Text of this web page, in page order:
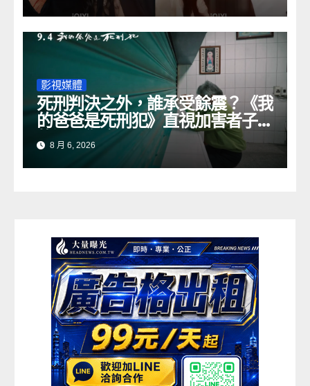
影視媒體
死刑判決之外，誰承受餘震？《我
的爸爸是死刑犯》直視加害者子女
的漫長傷痕
8 月 6, 2026